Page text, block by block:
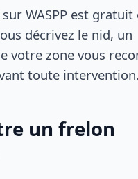
WASPP est gratuit
décrivez le nid, un
votre zone vous
toute intervention.
un frelon